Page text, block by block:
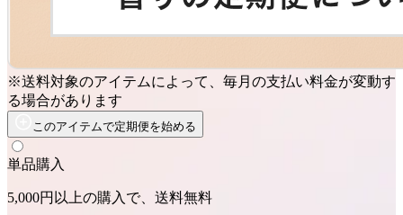
※送料対象のアイテムによって、毎月の支払い料金が変動す
る場合があります
このアイテムで定期便を始める
単品購入
5,000円以上の購入で、送料無料